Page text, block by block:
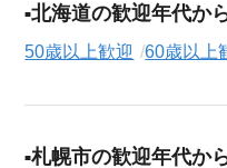
北海道の歓迎年代か
50歳以上歓迎 60歳以上
札幌市の歓迎年代か